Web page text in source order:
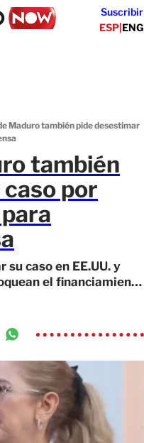
Suscribir
ESP|ENG
Maduro también pide desestimar
también
por
caso en EE.UU. y
el financiamiento